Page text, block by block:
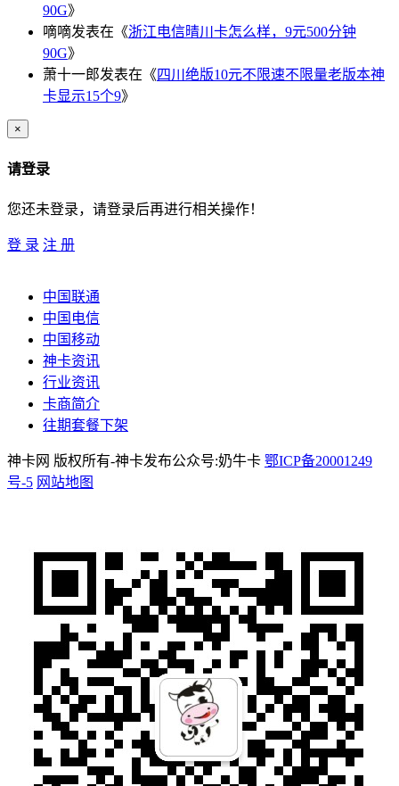
90G》
嘀嘀发表在《浙江电信晴川卡怎么样，9元500分钟
90G》
萧十一郎发表在《四川绝版10元不限速不限量老版本神
卡显示15个9》
×
请登录
您还未登录，请登录后再进行相关操作！
登 录 注 册
中国联通
中国电信
中国移动
神卡资讯
行业资讯
卡商简介
往期套餐下架
神卡网 版权所有-神卡发布公众号:奶牛卡 鄂ICP备20001249
号-5 网站地图